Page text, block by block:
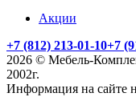
Акции
+7 (812) 213-01-10+7
2026 © Мебель-
2002г.
Информация на сайте